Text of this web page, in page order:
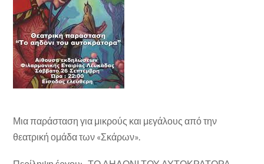
Μια παράσταση για μικρούς και μεγάλους από την
θεατρική ομάδα των «Σκάρων».